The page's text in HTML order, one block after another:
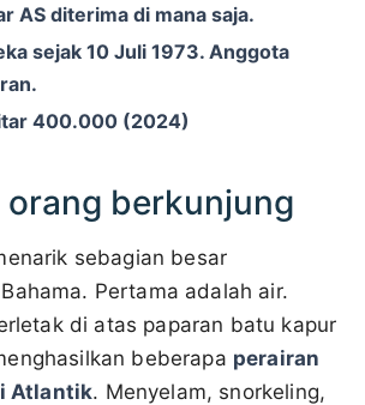
AS diterima di mana saja.
sejak 10 Juli 1973. Anggota
400.000 (2024)
orang berkunjung
sebagian besar
Pertama adalah air.
di atas paparan batu kapur
beberapa perairan
Atlantik. Menyelam, snorkeling,